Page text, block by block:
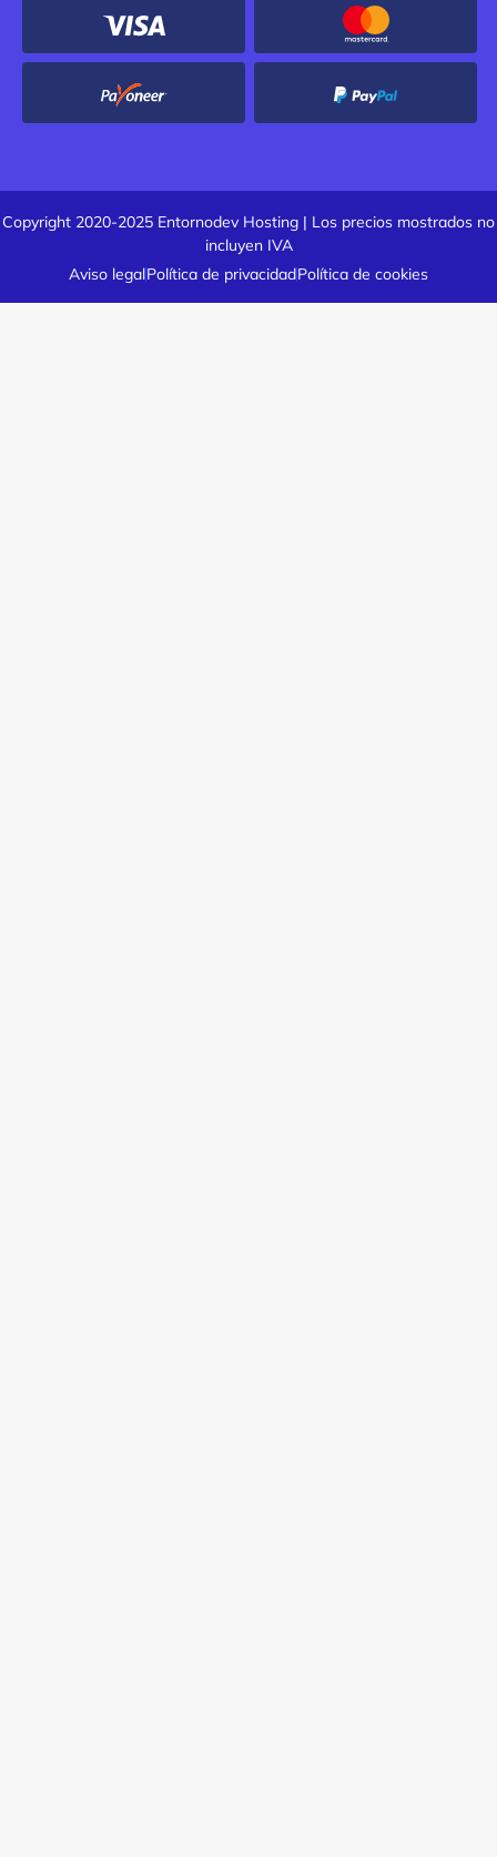
Copyright 2020-2025 Entornodev Hosting | Los precios mostrados no
incluyen IVA
Aviso legalPolítica de privacidadPolítica de cookies